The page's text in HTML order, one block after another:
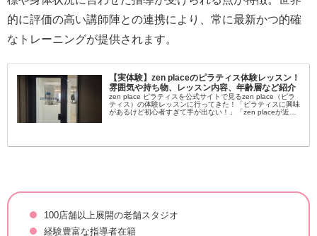
的に評価の高い講師陣との連携により、常に最新かつ的確
なトレーニングが提供されます。
【実体験】zen placeのピラティス体験レッスン！
雰囲気や持ち物、レッスン内容、年齢層など紹介
zen place ピラティスを公式サイトで見るzen place（ピラ
ティス）の体験レッスンに行ってきた！「ピラティスに興味
があるけど初心者すぎて手が出ない！」「zen placeが近く
100店舗以上展開の老舗スタジオ
経験豊富な指導者在籍